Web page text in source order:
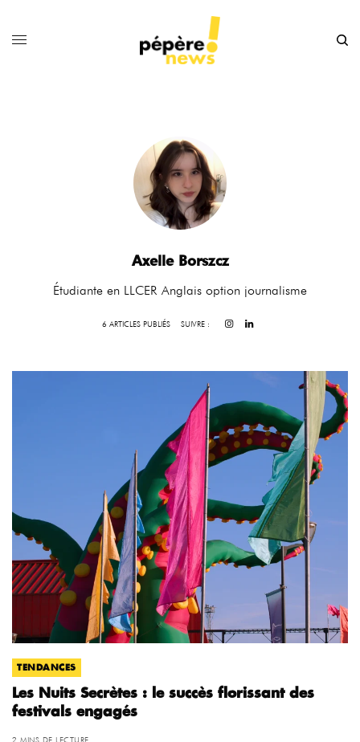
Axelle Borszcz
Étudiante en LLCER Anglais option journalisme
6 ARTICLES PUBLIÉS SUIVRE :
TENDANCES
Les Nuits Secrètes : le succès florissant des
festivals engagés
2 MINS DE LECTURE